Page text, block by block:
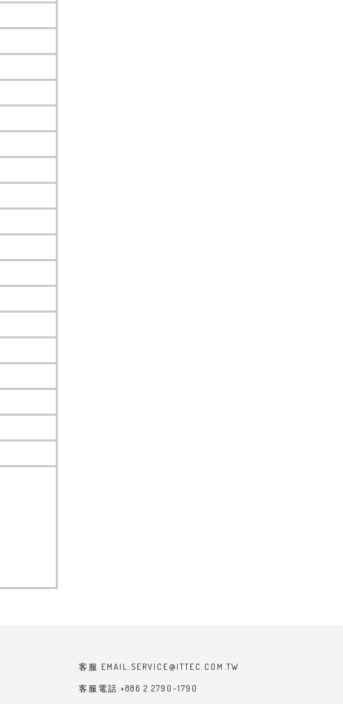
客服 EMAIL:SERVICE@ITTEC.COM.TW
客服電話:+886 2 2790-1790